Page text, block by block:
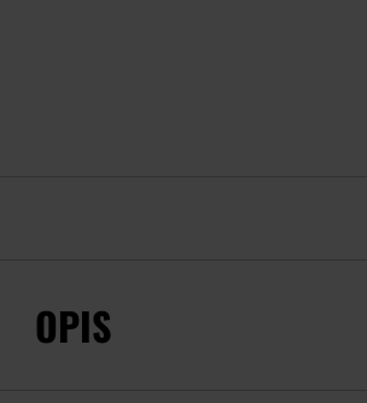
OPIS